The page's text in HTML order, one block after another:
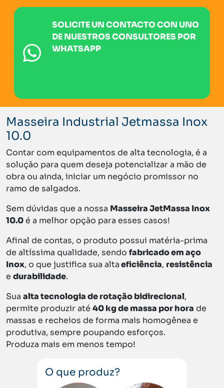
SOLICITE UN CONTACTO CON UNO
DE NUESTROS CONSULTORES POR
WHATSAPP
Masseira Industrial Jetmassa Inox
10.0
Contar com equipamentos de alta tecnologia, é a
solução para quem deseja potencializar a mão de
obra ou ainda, iniciar um negócio promissor no
ramo de salgados.
Sem dúvidas que a nossa Masseira JetMassa Inox
10.0é a melhor opção para esses casos!
Afinal de contas, o produto possui matéria-prima
de altíssima qualidade, sendo fabricado em aço
Inox, o que justifica sua altaeficiência, resistência
e durabilidade.
Sua alta tecnologia de rotação bidirecional,
permite produzir até 40 kg de massa por hora de
massas e recheios de forma mais homogênea e
produtiva, sempre poupando esforços.
Produza mais em menos tempo!
O que produz?